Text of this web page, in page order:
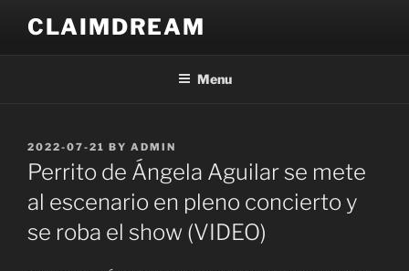
content
CLAIMDREAM
Menu
POSTED
ON
2022-07-21 BY ADMIN
Perrito de Ángela Aguilar se mete
al escenario en pleno concierto y
se roba el show (VIDEO)